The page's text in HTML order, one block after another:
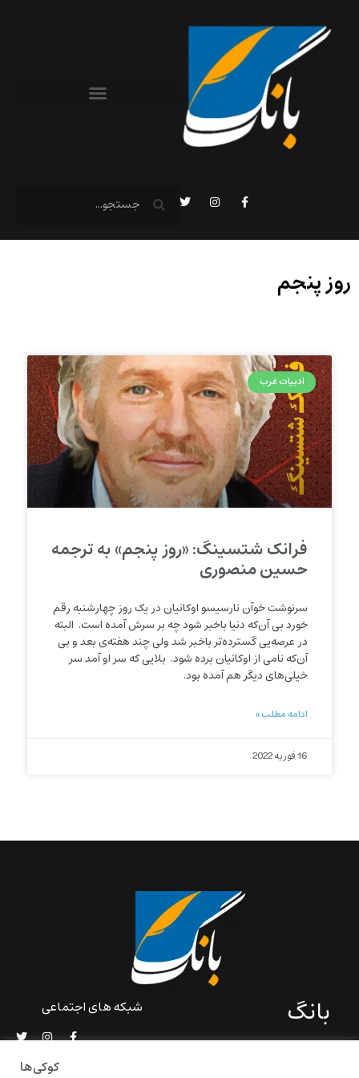
روز پنجم
ادبیات غرب
فرانک شتسینگ: «روز پنجم» به ترجمه
حسین منصوری
سرنوشت خوآن نارسیسو اوکانیان در یک روز چهارشنبه رقم
خورد بی آن‌که دنیا باخبر شود چه بر سرش آمده است. البته
در عرصه‌یی گسترده‌تر باخبر شد ولی چند هفته‌ی بعد و بی
آن‌که نامی از اوکانیان برده شود. بلایی که سر او آمد سر
خیلی‌های دیگر هم آمده بود.
ادامه مطلب »
16 فوریه 2022
بانگ شبکه های اجتماعی
کوکی‌ها